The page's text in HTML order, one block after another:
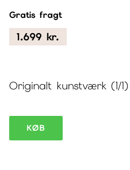
Gratis fragt
1.699 kr.
Originalt kunstværk (1/1)
Eclectic
I
KØB